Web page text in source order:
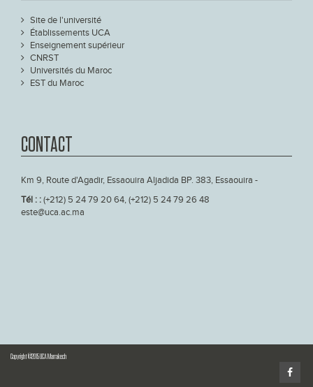
Site de l'université
Établissements UCA
Enseignement supérieur
CNRST
Universités du Maroc
EST du Maroc
CONTACT
Km 9, Route d'Agadir, Essaouira Aljadida BP. 383, Essaouira -
Tél : :(+212) 5 24 79 20 64, (+212) 5 24 79 26 48
este@uca.ac.ma
Copyright ©2015 UCA Marrakech